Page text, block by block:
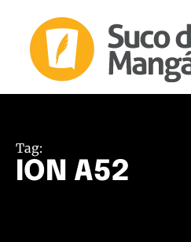
Tag:
ION A52